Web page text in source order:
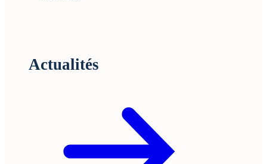
Actualités